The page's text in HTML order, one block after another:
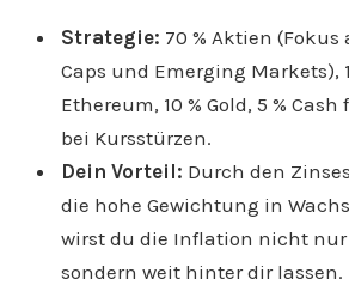
Strategie: 70 % Aktien (Fokus
Caps und Emerging Markets),
Ethereum, 10 % Gold, 5 %
bei Kursstürzen.
Dein Vorteil: Durch den
die hohe Gewichtung in
wirst du die Inflation nicht nur
sondern weit hinter dir lassen.